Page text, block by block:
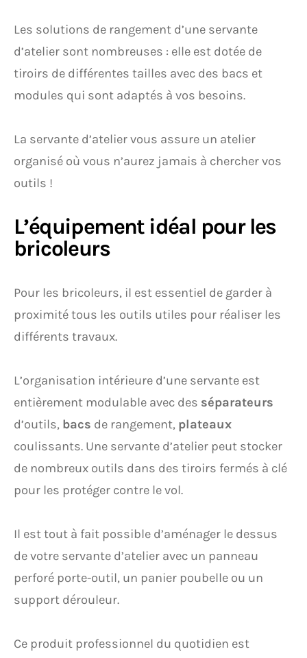
Les solutions de rangement d’une servante
d’atelier sont nombreuses : elle est dotée de
tiroirs de différentes tailles avec des bacs et
modules qui sont adaptés à vos besoins.
La servante d’atelier vous assure un atelier
organisé où vous n’aurez jamais à chercher vos
outils !
L’équipement idéal pour les
bricoleurs
Pour les bricoleurs, il est essentiel de garder à
proximité tous les outils utiles pour réaliser les
différents travaux.
L’organisation intérieure d’une servante est
entièrement modulable avec des séparateurs
d’outils, bacs de rangement, plateaux
coulissants. Une servante d’atelier peut stocker
de nombreux outils dans des tiroirs fermés à clé
pour les protéger contre le vol.
Il est tout à fait possible d’aménager le dessus
de votre servante d’atelier avec un panneau
perforé porte-outil, un panier poubelle ou un
support dérouleur.
Ce produit professionnel du quotidien est